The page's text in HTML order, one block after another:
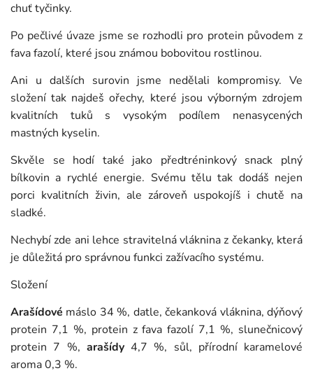
chuť tyčinky.
Po pečlivé úvaze jsme se rozhodli pro protein původem z
fava fazolí, které jsou známou bobovitou rostlinou.
Ani u dalších surovin jsme nedělali kompromisy. Ve
složení tak najdeš ořechy, které jsou výborným zdrojem
kvalitních tuků s vysokým podílem nenasycených
mastných kyselin.
Skvěle se hodí také jako předtréninkový snack plný
bílkovin a rychlé energie. Svému tělu tak dodáš nejen
porci kvalitních živin, ale zároveň uspokojíš i chutě na
sladké.
Nechybí zde ani lehce stravitelná vláknina z čekanky, která
je důležitá pro správnou funkci zažívacího systému.
Složení
Arašídové máslo 34 %, datle, čekanková vláknina, dýňový
protein 7,1 %, protein z fava fazolí 7,1 %, slunečnicový
protein 7 %, arašídy4,7 %, sůl, přírodní karamelové
aroma 0,3 %.